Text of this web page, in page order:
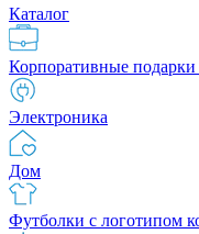
Каталог
Корпоративные
Электроника
Дом
Футболки с логотипом